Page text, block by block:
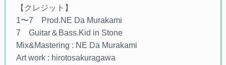
【クレジット】
1〜7 Prod.NE Da Murakami
7 Guitar＆Bass.Kid in Stone
Mix&Mastering : NE Da Murakami
Art work : hirotosakuragawa